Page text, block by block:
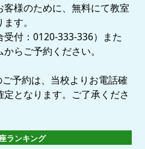
様のために、無料にて教室
す。
付：0120-333-336）また
らご予約ください。
予約は、当校よりお電話確
となります。ご了承くださ
ランキング